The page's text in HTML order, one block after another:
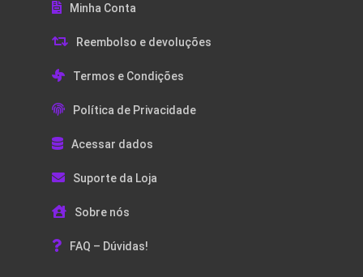
Minha Conta
Reembolso e devoluções
Termos e Condições
Política de Privacidade
Acessar dados
Suporte da Loja
Sobre nós
FAQ – Dúvidas!